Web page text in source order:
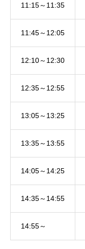
11:15～11:35
11:45～12:05
12:10～12:30
12:35～12:55
13:05～13:25
13:35～13:55
14:05～14:25
14:35～14:55
14:55～